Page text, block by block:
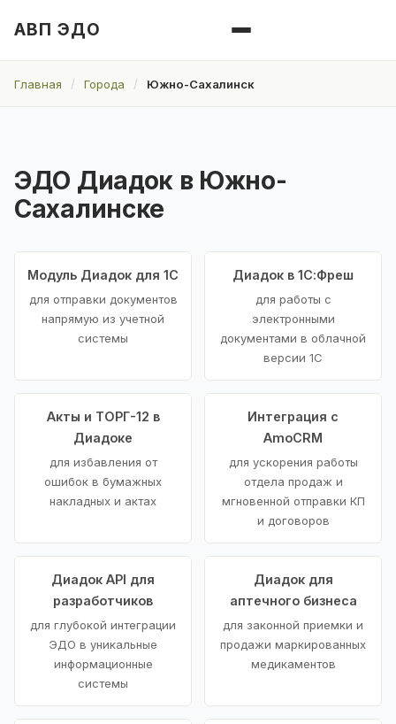
АВП ЭДО
Главная Города Южно-Сахалинск
ЭДО Диадок в Южно-
Сахалинске
Модуль Диадок для 1С
для отправки документов
напрямую из учетной
системы
Диадок в 1С:Фреш
для работы с
электронными
документами в облачной
версии 1С
Акты и ТОРГ-12 в
Диадоке
для избавления от
ошибок в бумажных
накладных и актах
Интеграция с
AmoCRM
для ускорения работы
отдела продаж и
мгновенной отправки КП
и договоров
Диадок API для
разработчиков
для глубокой интеграции
ЭДО в уникальные
информационные
системы
Диадок для
аптечного бизнеса
для законной приемки и
продажи маркированных
медикаментов